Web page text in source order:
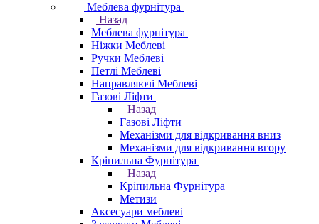
Меблева фурнітура
Назад
Меблева фурнітура
Ніжки Меблеві
Ручки Меблеві
Петлі Меблеві
Направляючі Меблеві
Газові Ліфти
Назад
Газові Ліфти
Механізми для відкривання вниз
Механізми для відкривання вгору
Кріпильна Фурнітура
Назад
Кріпильна Фурнітура
Метизи
Аксесуари меблеві